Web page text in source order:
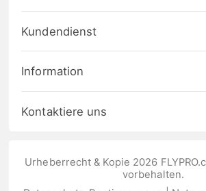
Kundendienst
Information
Kontaktiere uns
Urheberrecht & Kopie 2026
vorbehalten.